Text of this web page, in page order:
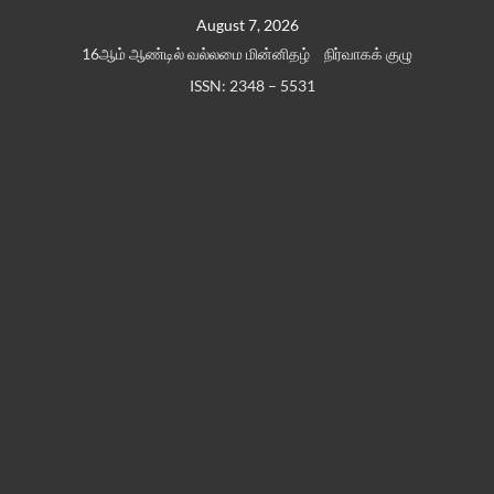
August 7, 2026
16ஆம் ஆண்டில் வல்லமை மின்னிதழ்
நிர்வாகக் குழு
ISSN: 2348 – 5531